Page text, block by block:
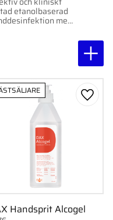
etanolbaserad
med
Handsprit Alcogel
Lägg